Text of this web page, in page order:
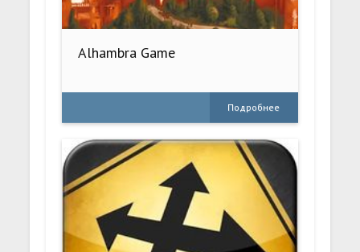
Alhambra Game
Подробнее